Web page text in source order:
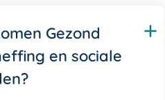
Gezond
en sociale